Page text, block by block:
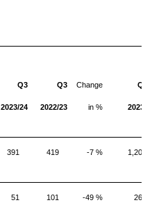
Q3
2023/24
Q3
2022/23
Change
in %
Q1-
2023/
391 419 -7 % 1,205
51 101 -49 % 268